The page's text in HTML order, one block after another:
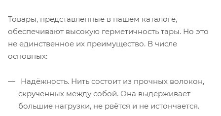
Товары, представленные в нашем каталоге,
обеспечивают высокую герметичность тары. Но это
не единственное их преимущество. В числе
основных:
Надёжность. Нить состоит из прочных волокон,
скрученных между собой. Она выдерживает
большие нагрузки, не рвётся и не истончается.